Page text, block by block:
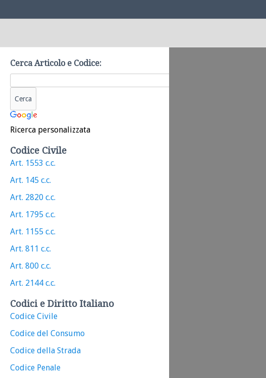
Cerca Articolo e Codice:
Ricerca personalizzata
Codice Civile
Art. 1553 c.c.
Art. 145 c.c.
Art. 2820 c.c.
Art. 1795 c.c.
Art. 1155 c.c.
Art. 811 c.c.
Art. 800 c.c.
Art. 2144 c.c.
Codici e Diritto Italiano
Codice Civile
Codice del Consumo
Codice della Strada
Codice Penale